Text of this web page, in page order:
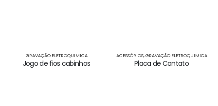
GRAVAÇÃO ELETROQUIMICA
Jogo de fios cabinhos
ACESSÓRIOS,GRAVAÇÃO ELETROQUIMICA
Placa de Contato